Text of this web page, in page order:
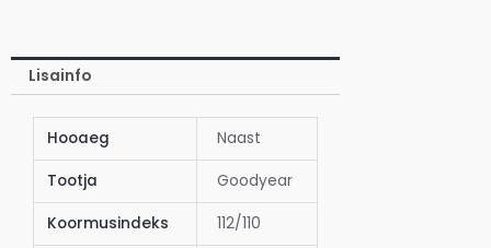
Lisainfo
Hooaeg Naast
Tootja Goodyear
Koormusindeks 112/110